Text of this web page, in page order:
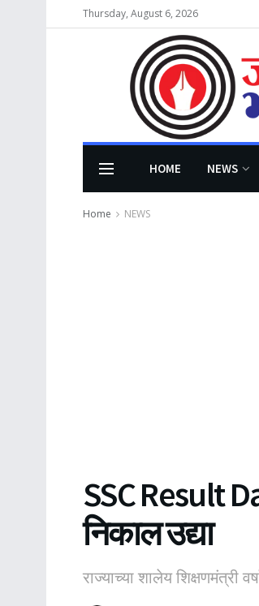
Thursday, August 6, 2026
HOME NEWS
Home NEWS
SSC Result
निकाल उद्या
राज्याच्या शालेय शिक्षणमंत्री